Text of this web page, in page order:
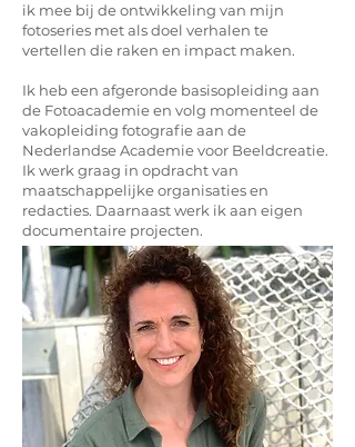
ik mee bij de ontwikkeling van mijn
fotoseries met als doel verhalen te
vertellen die raken en impact maken.
Ik heb een afgeronde basisopleiding aan
de Fotoacademie en volg momenteel de
vakopleiding fotografie aan de
Nederlandse Academie voor Beeldcreatie.
Ik werk graag in opdracht van
maatschappelijke organisaties en
redacties. Daarnaast werk ik aan eigen
documentaire projecten.